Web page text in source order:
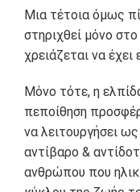
Μια τέτοια όμως
στηριχθεί μόνο
χρειάζεται να έχει
Μόνο τότε, η
πεποίθηση
να λειτουργήσει
αντίβαρο &
ανθρώπου που